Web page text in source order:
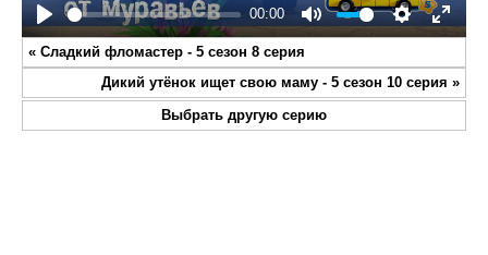
Play
00:00
Mute Settings
Enter
« Сладкий фломастер - 5 сезон 8 серия
Дикий утёнок ищет свою маму - 5 сезон 10 серия »
Выбрать другую серию